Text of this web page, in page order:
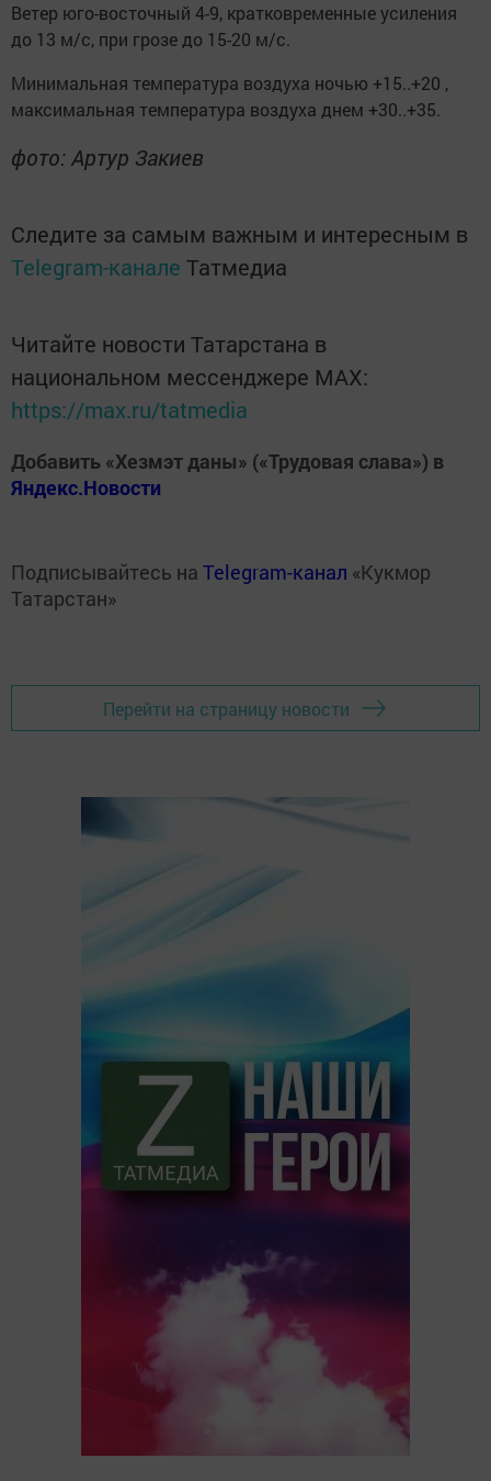
Ветер юго-восточный 4-9, кратковременные усиления
до 13 м/с, при грозе до 15-20 м/с.
Минимальная температура воздуха ночью +15..+20 ,
максимальная температура воздуха днем +30..+35.
фото: Артур Закиев
Следите за самым важным и интересным в
Telegram-канале Татмедиа
Читайте новости Татарстана в
национальном мессенджере MАХ:
https://max.ru/tatmedia
Добавить «Хезмэт даны» («Трудовая слава») в
Яндекс.Новости
Подписывайтесь на Telegram-канал «Кукмор
Татарстан»
Перейти на страницу новости